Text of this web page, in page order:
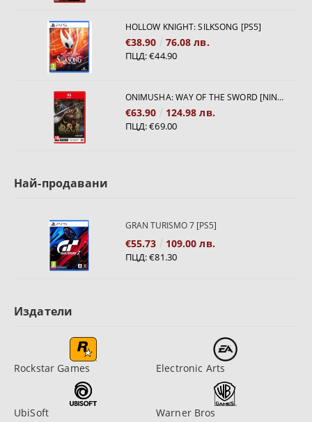
HOLLOW KNIGHT: SILKSONG [PS5]
€38.90 76.08 лв.
ПЦД:€44.90
ONIMUSHA: WAY OF THE SWORD [NINTENDO SWITCH 2]
€63.90 124.98 лв.
ПЦД:€69.00
Най-продавани
GRAN TURISMO 7 [PS5]
€55.73 109.00 лв.
ПЦД:€81.30
Издатели
Rockstar Games Electronic Arts
UbiSoft Warner Bros